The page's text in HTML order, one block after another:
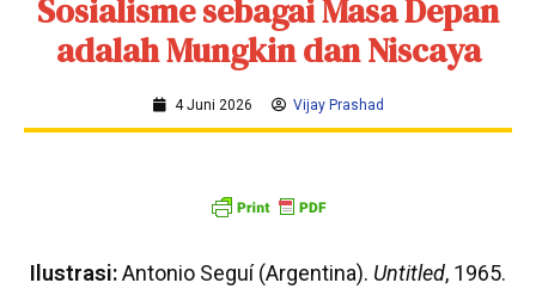
Sosialisme sebagai Masa Depan
adalah Mungkin dan Niscaya
4 Juni 2026 Vijay Prashad
Ilustrasi:Antonio Seguí (Argentina). Untitled, 1965.